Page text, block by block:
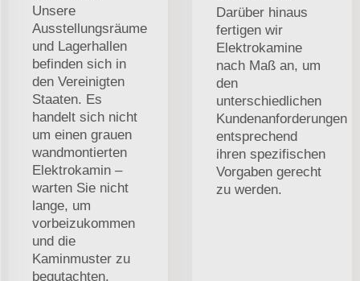
Unsere
Ausstellungsräume
und Lagerhallen
befinden sich in
den Vereinigten
Staaten. Es
handelt sich nicht
um einen grauen
wandmontierten
Elektrokamin –
warten Sie nicht
lange, um
vorbeizukommen
und die
Kaminmuster zu
begutachten.
Darüber hinaus
fertigen wir
Elektrokamine
nach Maß an, um
den
unterschiedlichen
Kundenanforderungen
entsprechend
ihren spezifischen
Vorgaben gerecht
zu werden.